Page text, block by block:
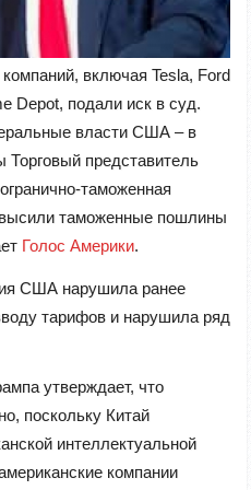
включая Tesla, Ford
Depot, подали иск в суд.
власти США – в
Торговый представитель
таможенная
таможенные пошлины
Голос Америки.
США нарушила ранее
тарифов и нарушила ряд
утверждает, что
поскольку Китай
интеллектуальной
компании